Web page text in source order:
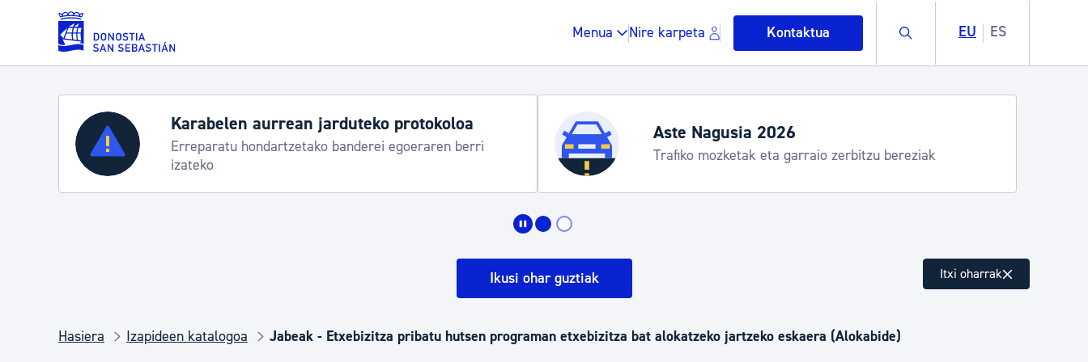
Eduki nagusira joan
Menua Nire karpeta Kontaktua Buscar EU ES
Zerbitzuak
Errolda eta gai pertsonalak
Gune publikoa, hondakinak eta ingurumena
protokoloa
banderei egoeraren berri
Aste Nagusia 2026
Trafiko mozketak eta garraio zerbitzu bereziak Abuztuak 8-15
Ikusi ohar guztiak Itxi oharrak
Hasiera Izapideen katalogoa Jabeak - Etxebizitza pribatu hutsen programan etxebizitza bat alokatzeko jartzeko eskaera (Alokabide)